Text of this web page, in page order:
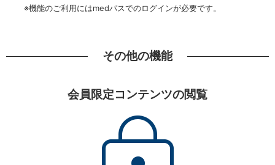
※機能のご利用にはmedパスでのログインが必要です。
その他の機能
会員限定コンテンツの閲覧